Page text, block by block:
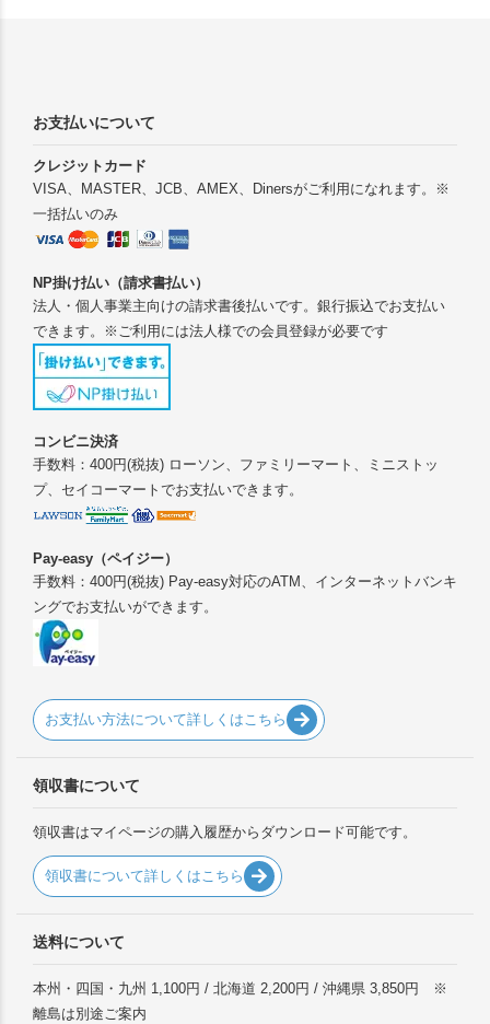
お支払いについて
クレジットカード
VISA、MASTER、JCB、AMEX、Dinersがご利用になれます。※
一括払いのみ
NP掛け払い（請求書払い）
法人・個人事業主向けの請求書後払いです。銀行振込でお支払い
できます。※ご利用には法人様での会員登録が必要です
コンビニ決済
手数料：400円(税抜) ローソン、ファミリーマート、ミニストッ
プ、セイコーマートでお支払いできます。
Pay-easy（ペイジー）
手数料：400円(税抜) Pay-easy対応のATM、インターネットバンキ
ングでお支払いができます。
お支払い方法について詳しくはこちら
領収書について
領収書はマイページの購入履歴からダウンロード可能です。
領収書について詳しくはこちら
送料について
本州・四国・九州 1,100円 / 北海道 2,200円 / 沖縄県 3,850円 ※
離島は別途ご案内